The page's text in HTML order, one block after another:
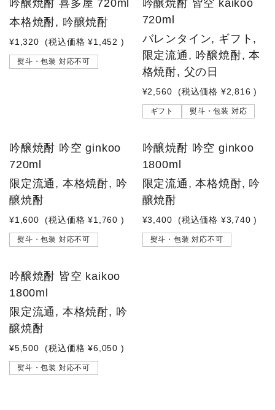
吟醸焼酎 喜多屋 720ml
本格焼酎, 吟醸焼酎
¥1,320 (税込価格 ¥1,452 )
熨斗・包装 対応不可
吟醸焼酎 皆空 kaikoo
720ml
バレンタイン, ギフト,
限定流通, 吟醸焼酎, 本
格焼酎, 父の日
¥2,560 (税込価格 ¥2,816 )
ギフト 熨斗・包装 対応
吟醸焼酎 吟空 ginkoo
720ml
限定流通, 本格焼酎, 吟
醸焼酎
¥1,600 (税込価格 ¥1,760 )
熨斗・包装 対応不可
吟醸焼酎 吟空 ginkoo
1800ml
限定流通, 本格焼酎, 吟
醸焼酎
¥3,400 (税込価格 ¥3,740 )
熨斗・包装 対応不可
吟醸焼酎 皆空 kaikoo
1800ml
限定流通, 本格焼酎, 吟
醸焼酎
¥5,500 (税込価格 ¥6,050 )
熨斗・包装 対応不可